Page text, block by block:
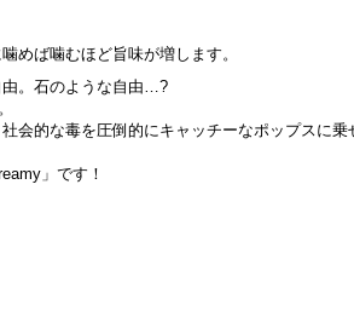
めば噛むほど旨味が増します。
由。石のような自由…?
会的な毒を圧倒的にキャッチーなポップスに
」です！